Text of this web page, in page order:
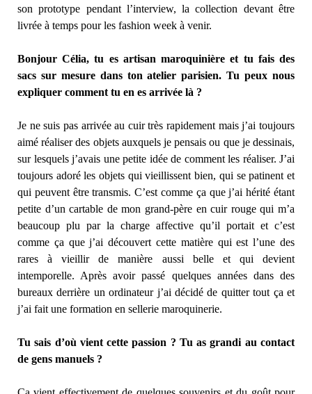
son prototype pendant l’interview, la collection devant être
livrée à temps pour les fashion week à venir.
Bonjour Célia, tu es artisan maroquinière et tu fais des
sacs sur mesure dans ton atelier parisien. Tu peux nous
expliquer comment tu en es arrivée là ?
Je ne suis pas arrivée au cuir très rapidement mais j’ai toujours
aimé réaliser des objets auxquels je pensais ou que je dessinais,
sur lesquels j’avais une petite idée de comment les réaliser. J’ai
toujours adoré les objets qui vieillissent bien, qui se patinent et
qui peuvent être transmis. C’est comme ça que j’ai hérité étant
petite d’un cartable de mon grand-père en cuir rouge qui m’a
beaucoup plu par la charge affective qu’il portait et c’est
comme ça que j’ai découvert cette matière qui est l’une des
rares à vieillir de manière aussi belle et qui devient
intemporelle. Après avoir passé quelques années dans des
bureaux derrière un ordinateur j’ai décidé de quitter tout ça et
j’ai fait une formation en sellerie maroquinerie.
Tu sais d’où vient cette passion ? Tu as grandi au contact
de gens manuels ?